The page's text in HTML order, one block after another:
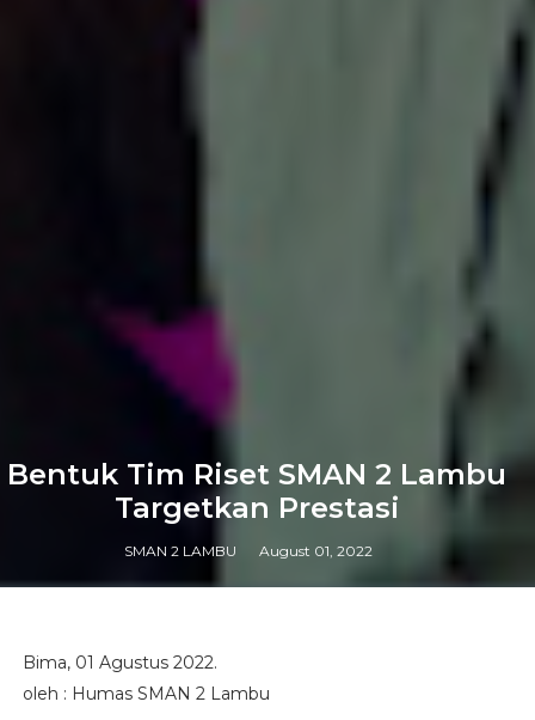
Bentuk Tim Riset SMAN 2 Lambu
Targetkan Prestasi
SMAN 2 LAMBU August 01, 2022
Bima, 01 Agustus 2022.
oleh : Humas SMAN 2 Lambu